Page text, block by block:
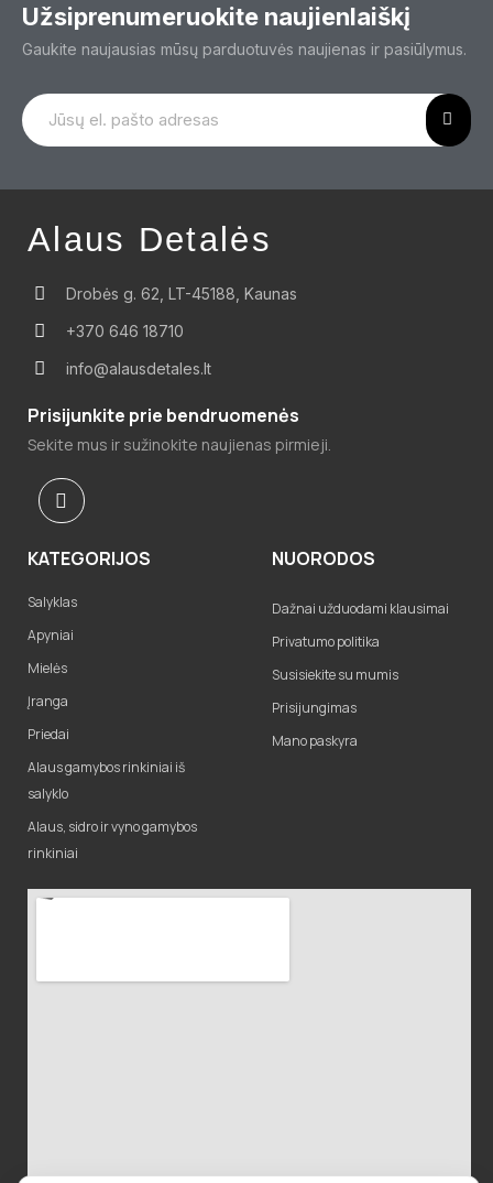
Užsiprenumeruokite naujienlaiškį
Gaukite naujausias mūsų parduotuvės naujienas ir pasiūlymus.
Alaus Detalės
Drobės g. 62, LT-45188, Kaunas
+370 646 18710
info@alausdetales.lt
Prisijunkite prie bendruomenės
Sekite mus ir sužinokite naujienas pirmieji.
KATEGORIJOS
Salyklas
Apyniai
Mielės
Įranga
Priedai
Alaus gamybos rinkiniai iš
salyklo
Alaus, sidro ir vyno gamybos
rinkiniai
NUORODOS
Dažnai užduodami klausimai
Privatumo politika
Susisiekite su mumis
Prisijungimas
Mano paskyra